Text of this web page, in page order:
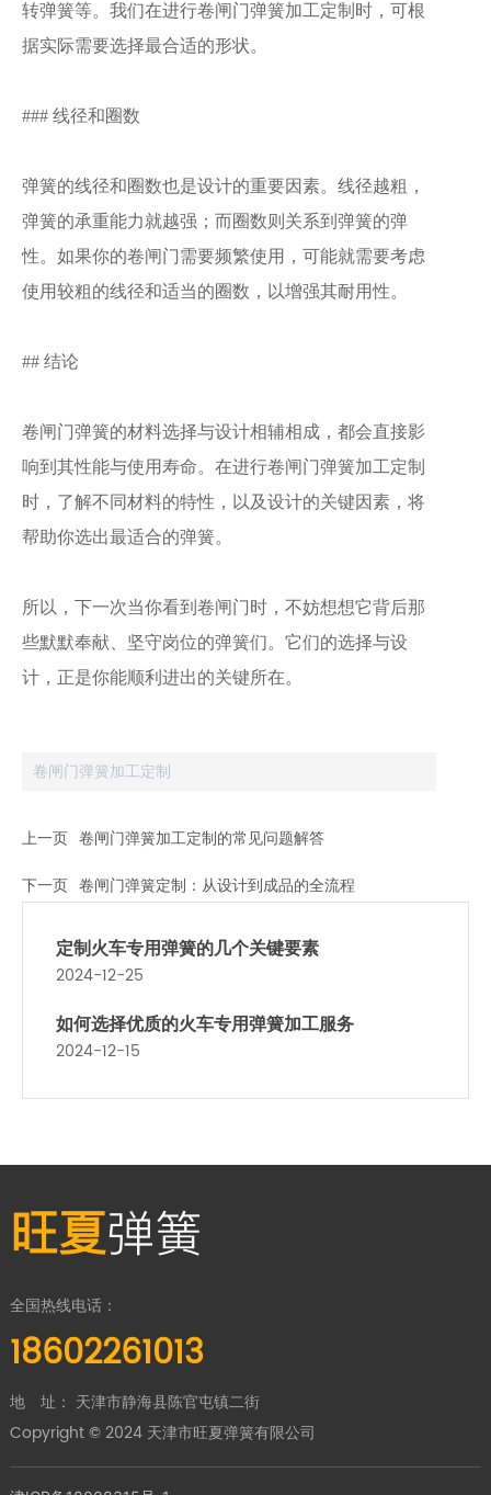
转弹簧等。我们在进行卷闸门弹簧加工定制时，可根
据实际需要选择最合适的形状。
### 线径和圈数
弹簧的线径和圈数也是设计的重要因素。线径越粗，
弹簧的承重能力就越强；而圈数则关系到弹簧的弹
性。如果你的卷闸门需要频繁使用，可能就需要考虑
使用较粗的线径和适当的圈数，以增强其耐用性。
## 结论
卷闸门弹簧的材料选择与设计相辅相成，都会直接影
响到其性能与使用寿命。在进行卷闸门弹簧加工定制
时，了解不同材料的特性，以及设计的关键因素，将
帮助你选出最适合的弹簧。
所以，下一次当你看到卷闸门时，不妨想想它背后那
些默默奉献、坚守岗位的弹簧们。它们的选择与设
计，正是你能顺利进出的关键所在。
卷闸门弹簧加工定制
上一页 卷闸门弹簧加工定制的常见问题解答
下一页 卷闸门弹簧定制：从设计到成品的全流程
定制火车专用弹簧的几个关键要素
2024-12-25
如何选择优质的火车专用弹簧加工服务
2024-12-15
旺夏弹簧
全国热线电话：
18602261013
地 址： 天津市静海县陈官屯镇二街
Copyright © 2024 天津市旺夏弹簧有限公司